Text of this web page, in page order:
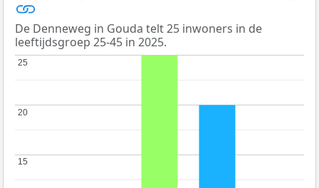
De Denneweg in Gouda telt 25 inwoners in de
leeftijdsgroep 25-45 in 2025.
15
15
20
20
25
25